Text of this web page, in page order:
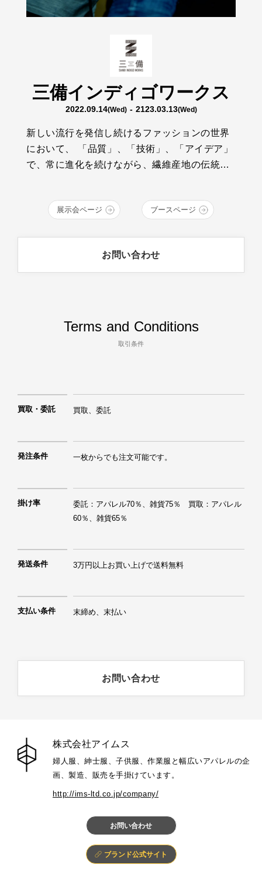
三備インディゴワークス
2022.09.14(Wed)- 2123.03.13(Wed)
新しい流行を発信し続けるファッションの世界
において、 「品質」、「技術」、「アイデア」
で、常に進化を続けながら、繊維産地の伝統と
BLUEの中で輝いています。 デニム・繊維の産
展示会ページ ブースページ
お問い合わせ
Terms and Conditions
取引条件
買取・委託 買取、委託
発注条件 一枚からでも注文可能です。
掛け率
委託：アパレル70％、雑貨75％　買取：アパレル
60％、雑貨65％
発送条件 3万円以上お買い上げで送料無料
支払い条件 末締め、末払い
お問い合わせ
株式会社アイムス
婦人服、紳士服、子供服、作業服と幅広いアパレルの企
画、製造、販売を手掛けています。
http://ims-ltd.co.jp/company/
お問い合わせ
ブランド公式サイト